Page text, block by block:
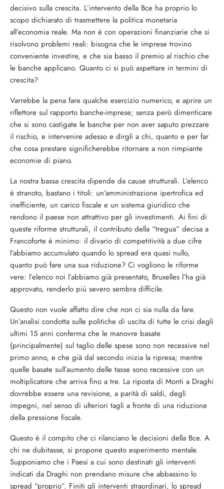
decisivo sulla crescita. L’intervento della Bce ha proprio lo
scopo dichiarato di trasmettere la politica monetaria
all’economia reale. Ma non è con operazioni finanziarie che si
risolvono problemi reali: bisogna che le imprese trovino
conveniente investire, e che sia basso il premio al rischio che
le banche applicano. Quanto ci si può aspettare in termini di
crescita?
Varrebbe la pena fare qualche esercizio numerico, e aprire un
riflettore sul rapporto banche-imprese; senza però dimenticare
che si sono castigate le banche per non aver saputo prezzare
il rischio, e intervenire adesso e dirgli a chi, quanto e per far
che cosa prestare significherebbe ritornare a non rimpiante
economie di piano.
La nostra bassa crescita dipende da cause strutturali. L’elenco
è stranoto, bastano i titoli: un’amministrazione ipertrofica ed
inefficiente, un carico fiscale e un sistema giuridico che
rendono il paese non attrattivo per gli investimenti. Ai fini di
queste riforme strutturali, il contributo della “tregua” decisa a
Francoforte è minimo: il divario di competitività a due cifre
l’abbiamo accumulato quando lo spread era quasi nullo,
quanto può fare una sua riduzione? Ci vogliono le riforme
vere: l’elenco noi l’abbiamo già presentato, Bruxelles l’ha già
approvato, renderlo più severo sembra difficile.
Questo non vuole affatto dire che non ci sia nulla da fare.
Un’analisi condotta sulle politiche di uscita di tutte le crisi degli
ultimi 15 anni conferma che le manovre basate
(principalmente) sul taglio delle spese sono non recessive nel
primo anno, e che già dal secondo inizia la ripresa; mentre
quelle basate sull’aumento delle tasse sono recessive con un
moltiplicatore che arriva fino a tre. La riposta di Monti a Draghi
dovrebbe essere una revisione, a parità di saldi, degli
impegni, nel senso di ulteriori tagli a fronte di una riduzione
della pressione fiscale.
Questo è il compito che ci rilanciano le decisioni della Bce. A
chi ne dubitasse, si propone questo esperimento mentale.
Supponiamo che i Paesi a cui sono destinati gli interventi
indicati da Draghi non prendano misure che abbassino lo
spread “proprio”. Finiti gli interventi straordinari, lo spread